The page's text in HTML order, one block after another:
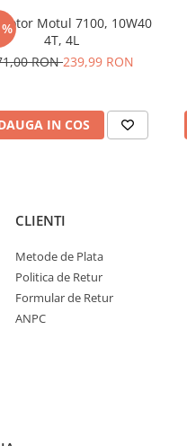
Motul 7100, 10W40
4T, 4L
RON239,99 RON
IN COS
CLIENTI
Metode de Plata
Politica de Retur
Formular de Retur
ANPC